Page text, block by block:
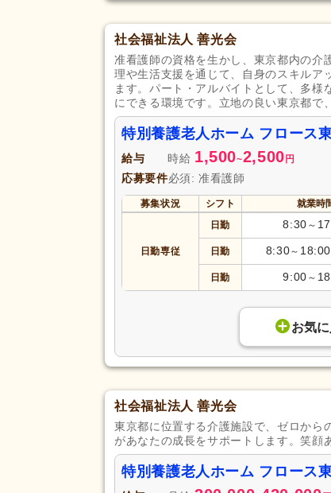
社会福祉法人 善光会
准看護師の資格を生かし、東京都内の介
理や生活支援を通じて、自身のスキルア
ます。パート・アルバイトとして、多
にできる環境です。立地の良い東京都で
特別養護老人ホーム フロース
給与 時給 1,500~2,500 円
応募要件必須: 准看護師
募集状況 シフト 就業時
日勤専従
日勤 8:30 ～
日勤 8:30～
日勤 9:00 ～
お気に
社会福祉法人 善光会
東京都に位置する介護施設で、ゼロから
があなたの成長をサポートします。笑顔
特別養護老人ホーム フロース